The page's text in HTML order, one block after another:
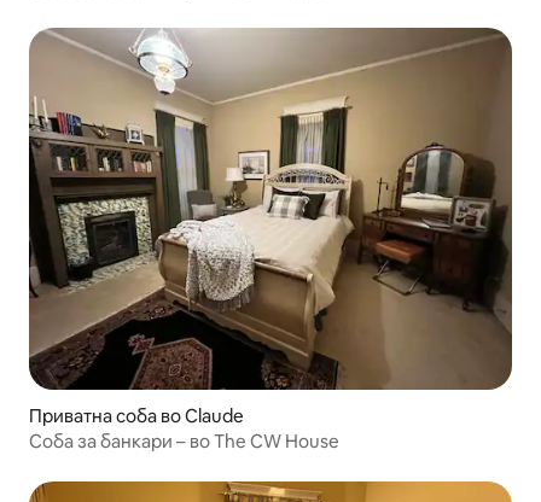
Приватна соба во Claude
Соба за банкари – во The CW House